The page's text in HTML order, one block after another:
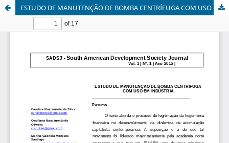
ESTUDO DE MANUTENÇÃO DE BOMBA CENTRÍFUGA COM USO EM INDÚSTRIA